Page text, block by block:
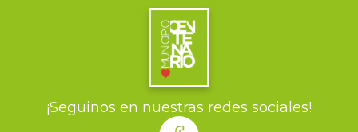
¡Seguinos en nuestras redes sociales!